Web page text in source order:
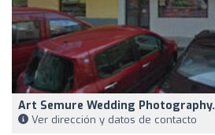
Art Semure Wedding Photography.
Ver dirección y datos de contacto